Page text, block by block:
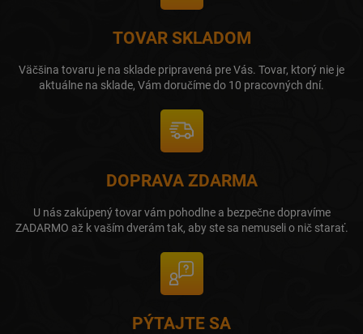
TOVAR SKLADOM
Väčšina tovaru je na sklade pripravená pre Vás. Tovar, ktorý nie je
aktuálne na sklade, Vám doručíme do 10 pracovných dní.
DOPRAVA ZDARMA
U nás zakúpený tovar vám pohodlne a bezpečne dopravíme
ZADARMO až k vaším dverám tak, aby ste sa nemuseli o nič starať.
PÝTAJTE SA